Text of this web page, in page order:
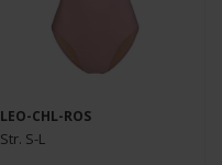
LEO-CHL-ROS
Str. S-L